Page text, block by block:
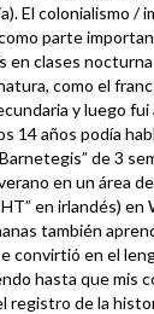
El colonialismo /
parte
en clases
como el
y luego fui
14 años podía
de 3
en un área
en irlandés)
también
convirtió en el
hasta que mis
registro de la